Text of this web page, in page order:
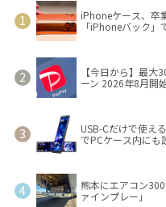
iPhoneケース、卒
「iPhoneバック」
【今日から】最
ーン 2026年8月開
USB-Cだけで使え
でPCケース内にも
熊本にエアコン
ァインプレー」